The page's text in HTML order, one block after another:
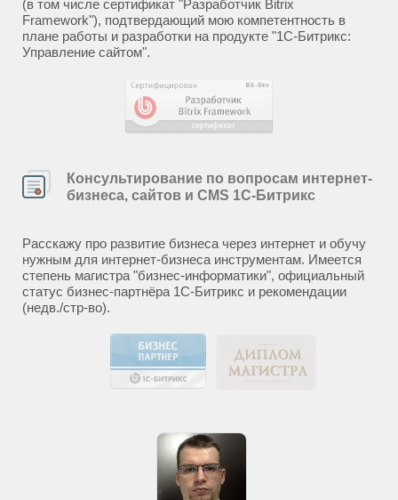
(в том числе сертификат "Разработчик Bitrix
Framework"), подтвердающий мою компетентность в
плане работы и разработки на продукте "1С-Битрикс:
Управление сайтом".
Консультирование по вопросам интернет-
бизнеса, сайтов и CMS 1С-Битрикс
Расскажу про развитие бизнеса через интернет и обучу
нужным для интернет-бизнеса инструментам. Имеется
степень магистра "бизнес-информатики", официальный
статус бизнес-партнёра 1С-Битрикс и рекомендации
(недв./стр-во).